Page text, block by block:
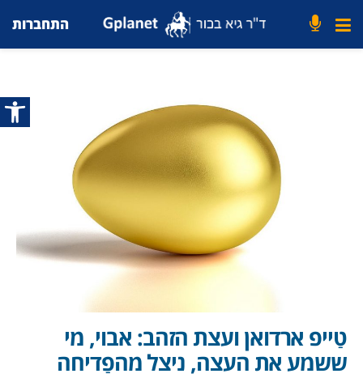
פתח
התחברות
טַייפ ארדואן ועצת הזהב: אבוי, מי
ששמע את העצה, ניצל מהפַדיחה